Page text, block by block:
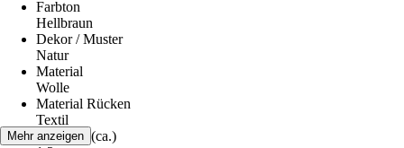
Farbton
Hellbraun
Dekor / Muster
Natur
Material
Wolle
Material Rücken
Textil
Florhöhe (ca.)
Mehr anzeigen